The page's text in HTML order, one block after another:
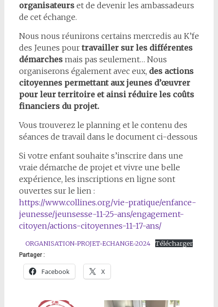
organisateurset de devenir les ambassadeurs
de cet échange.
Nous nous réunirons certains mercredis au K’fe
des Jeunes pourtravailler sur les différentes
démarchesmais pas seulement… Nous
organiserons également avec eux, des actions
citoyennes permettant aux jeunes d’œuvrer
pour leur territoire et ainsi réduire les coûts
financiers du projet.
Vous trouverez le planning et le contenu des
séances de travail dans le document ci-dessous
Si votre enfant souhaite s’inscrire dans une
vraie démarche de projet et vivre une belle
expérience, les inscriptions en ligne sont
ouvertes sur le lien :
https://www.collines.org/vie-pratique/enfance-
jeunesse/jeunsesse-11-25-ans/engagement-
citoyen/actions-citoyennes-11-17-ans/
ORGANISATION-PROJET-ECHANGE-2024 Télécharger
Partager :
Facebook X